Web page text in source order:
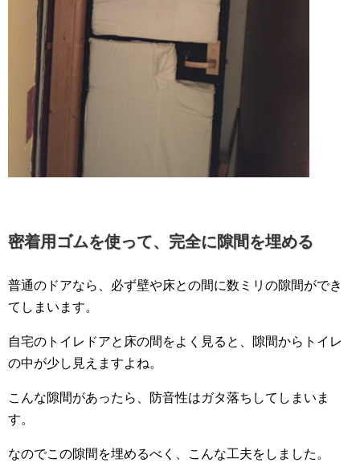
密着用ゴムを使って、完全に隙間を埋める
普通のドアなら、必ず壁や床との間に数ミリの隙間ができ
てしまいます。
自宅のトイレドアと床の間をよく見ると、隙間からトイレ
の中が少し見えますよね。
こんな隙間があったら、防音性はガタ落ちしてしまいま
す。
なのでこの隙間を埋めるべく、こんな工夫をしました。